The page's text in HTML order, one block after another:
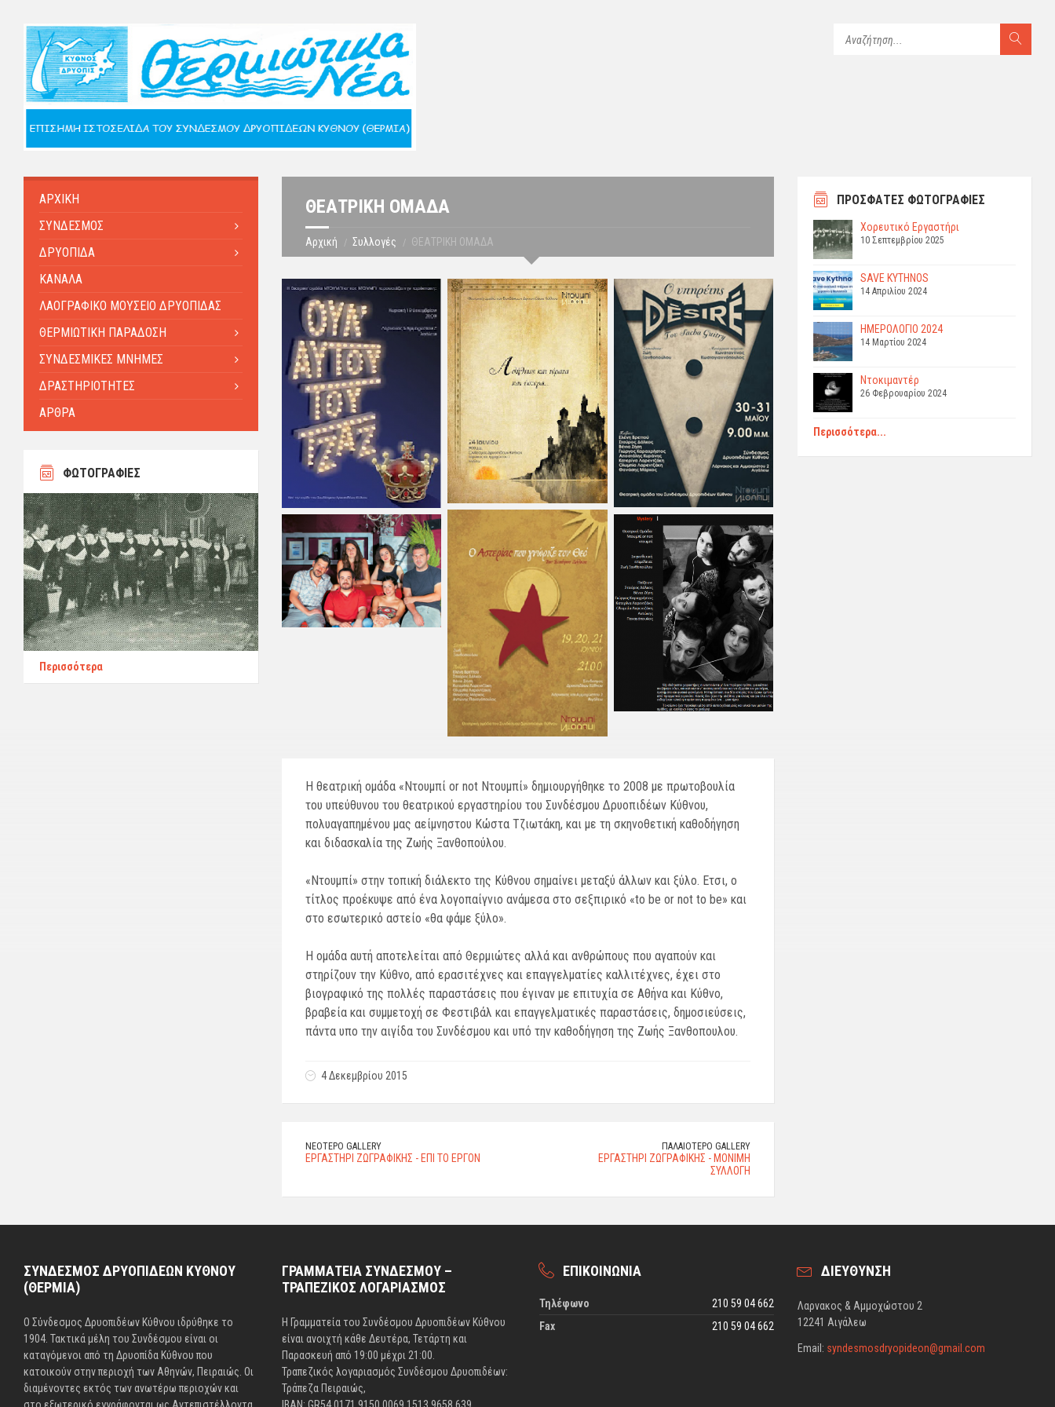
ΘΕΑΤΡΙΚΗ ΟΜΑΔΑ
Αρχική Συλλογές ΘΕΑΤΡΙΚΗ ΟΜΑΔΑ
Η θεατρική ομάδα «Ντουμπί or not Ντουμπί» δημιουργήθηκε το 2008 με πρωτοβουλία
του υπεύθυνου του θεατρικού εργαστηρίου του Συνδέσμου Δρυοπιδέων Κύθνου,
πολυαγαπημένου μας αείμνηστου Κώστα Τζιωτάκη, και με τη σκηνοθετική καθοδήγηση
και διδασκαλία της Ζωής Ξανθοπούλου.
«Ντουμπί» στην τοπική διάλεκτο της Κύθνου σημαίνει μεταξύ άλλων και ξύλο. Ετσι, ο
τίτλος προέκυψε από ένα λογοπαίγνιο ανάμεσα στο σεξπιρικό «to be or not to be» και
στο εσωτερικό αστείο «θα φάμε ξύλο».
Η ομάδα αυτή αποτελείται από Θερμιώτες αλλά και ανθρώπους που αγαπούν και
στηρίζουν την Κύθνο, από ερασιτέχνες και επαγγελματίες καλλιτέχνες, έχει στο
βιογραφικό της πολλές παραστάσεις που έγιναν με επιτυχία σε Αθήνα και Κύθνο,
βραβεία και συμμετοχή σε Φεστιβάλ και επαγγελματικές παραστάσεις, δημοσιεύσεις,
πάντα υπο την αιγίδα του Συνδέσμου και υπό την καθοδήγηση της Ζωής Ξανθοπουλου.
4 Δεκεμβρίου 2015
ΝΕΌΤΕΡΟ GALLERY
ΕΡΓΑΣΤΗΡΙ ΖΩΓΡΑΦΙΚΗΣ - ΕΠΙ ΤΟ ΕΡΓΟΝ
ΠΑΛΑΙΌΤΕΡΟ GALLERY
ΕΡΓΑΣΤΗΡΙ ΖΩΓΡΑΦΙΚΗΣ - ΜΟΝΙΜΗ
ΣΥΛΛΟΓΗ
ΑΡΧΙΚΗ
ΣΥΝΔΕΣΜΟΣ
ΔΡΥΟΠΙΔΑ
ΚΑΝΑΛΑ
ΛΑΟΓΡΑΦΙΚΟ ΜΟΥΣΕΙΟ ΔΡΥΟΠΙΔΑΣ
ΘΕΡΜΙΩΤΙΚΗ ΠΑΡΑΔΟΣΗ
ΣΥΝΔΕΣΜΙΚΕΣ ΜΝΗΜΕΣ
ΔΡΑΣΤΗΡΙΟΤΗΤΕΣ
ΑΡΘΡΑ
ΦΩΤΟΓΡΑΦΙΕΣ
Περισσότερα
ΠΡΟΣΦΑΤΕΣ ΦΩΤΟΓΡΑΦΙΕΣ
Χορευτικό Εργαστήρι
10 Σεπτεμβρίου 2025
SAVE KYTHNOS
14 Απριλίου 2024
ΗΜΕΡΟΛΟΓΙΟ 2024
14 Μαρτίου 2024
Ντοκιμαντέρ
26 Φεβρουαρίου 2024
Περισσότερα...
ΣΥΝΔΕΣΜΟΣ ΔΡΥΟΠΙΔΕΩΝ ΚΥΘΝΟΥ
(ΘΕΡΜΙΑ)
Ο Σύνδεσμος Δρυοπιδέων Κύθνου ιδρύθηκε το
1904. Τακτικά μέλη του Συνδέσμου είναι οι
καταγόμενοι από τη Δρυοπίδα Κύθνου που
κατοικούν στην περιοχή των Αθηνών, Πειραιώς. Οι
διαμένοντες εκτός των ανωτέρω περιοχών και
ΓΡΑΜΜΑΤΕΙΑ ΣΥΝΔΕΣΜΟΥ –
ΤΡΑΠΕΖΙΚΟΣ ΛΟΓΑΡΙΑΣΜΟΣ
Η Γραμματεία του Συνδέσμου Δρυοπιδέων Κύθνου
είναι ανοιχτή κάθε Δευτέρα, Τετάρτη και
Παρασκευή από 19:00 μέχρι 21:00.
Τραπεζικός λογαριασμός Συνδέσμου Δρυοπιδέων:
Τράπεζα Πειραιώς,
ΕΠΙΚΟΙΝΩΝΙΑ
Τηλέφωνο
210 59 04 662
Fax
210 59 04 662
ΔΙΕΥΘΥΝΣΗ
Λαρνακος & Αμμοχώστου 2
12241 Αιγάλεω
Email: syndesmosdryopideon@gmail.com